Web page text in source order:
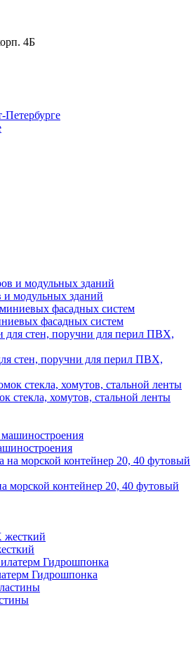
4Б
Петербурге
и модульных зданий
фасадных систем
стен, поручни для перил ПВХ,
стекла, хомутов, стальной ленты
морской контейнер 20, 40 футовый
Гидрошпонка